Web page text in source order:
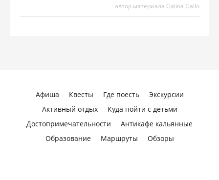
автор материала Galina Gallo
Афиша Квесты Где поесть
Экскурсии
Активный отдых
Куда пойти с детьми
Достопримечательности
Антикафе кальянные
Образование
Маршруты Обзоры